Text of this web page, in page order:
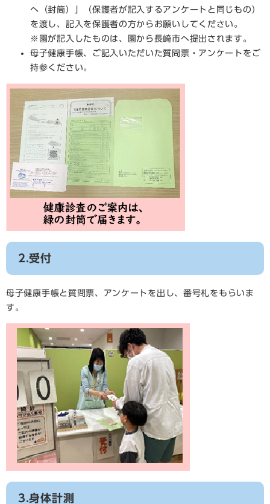
へ（封筒）」（保護者が記入するアンケートと同じもの）
を渡し、記入を保護者の方からお願いしてください。
※園が記入したものは、園から長崎市へ提出されます。
母子健康手帳、ご記入いただいた質問票・アンケートをご
持参ください。
2.受付
母子健康手帳と質問票、アンケートを出し、番号札をもらいま
す。
3.身体計測